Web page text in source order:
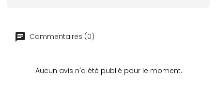
Commentaires (0)
Aucun avis n'a été publié pour le moment.